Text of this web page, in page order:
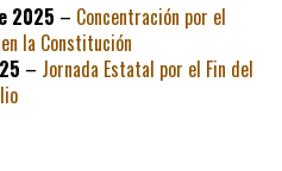
2025 – Concentración por el
la Constitución
– Jornada Estatal por el Fin del